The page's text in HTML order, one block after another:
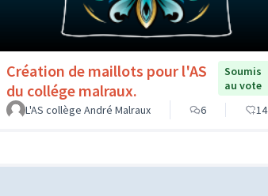
Création de maillots pour l'AS
du collége malraux.
Soumis
au vote
L'AS collège André Malraux
6 14